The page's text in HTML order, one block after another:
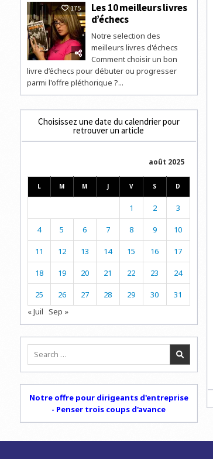
175
Les 10 meilleurs livres
d’échecs
Notre selection des
meilleurs livres d'échecs
Comment choisir un bon
livre d’échecs pour débuter ou progresser
parmi l'offre pléthorique ?...
Choisissez une date du calendrier pour
retrouver un article
août 2025
L M M J V S D
1 2 3
4 5 6 7 8 9 10
11 12 13 14 15 16 17
18 19 20 21 22 23 24
25 26 27 28 29 30
31
« Juil Sep »
Search
Notre offre pour dirigeants d'entreprise
- Penser trois coups d'avance